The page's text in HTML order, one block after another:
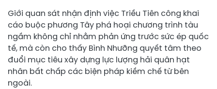
Giới quan sát nhận định việc Triều Tiên công khai
cáo buộc phương Tây phá hoại chương trình tàu
ngầm không chỉ nhằm phản ứng trước sức ép quốc
tế, mà còn cho thấy Bình Nhưỡng quyết tâm theo
đuổi mục tiêu xây dựng lực lượng hải quân hạt
nhân bất chấp các biện pháp kiềm chế từ bên
ngoài.